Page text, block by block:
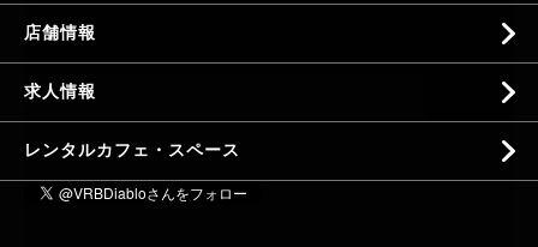
店舗情報
求人情報
レンタルカフェ・スペース